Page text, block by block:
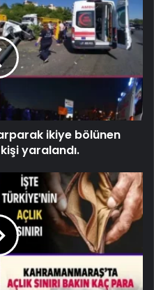
ikiye bölünen
yaralandı.